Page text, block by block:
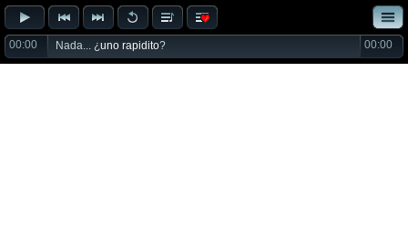
00:00 Nada... ¿uno rapidito? 00:00